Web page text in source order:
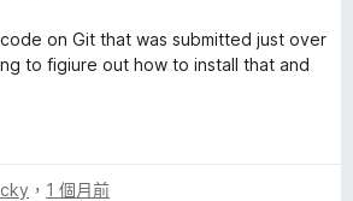
on Git that was submitted just over
to figiure out how to install that and
， 1 個月前